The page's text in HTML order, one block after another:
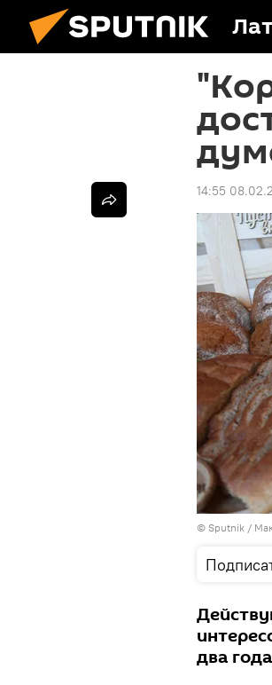
14:55
© Sputnik /
два